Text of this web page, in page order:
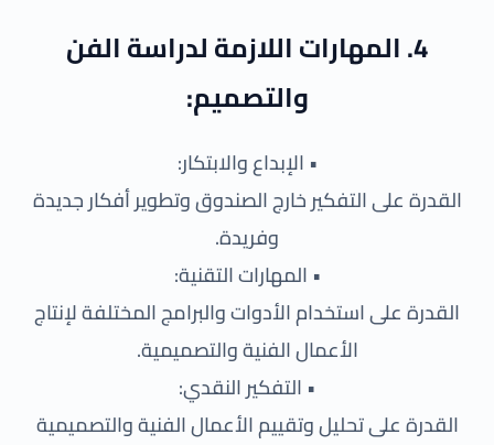
4. المهارات اللازمة لدراسة الفن
والتصميم:
• الإبداع والابتكار:
القدرة على التفكير خارج الصندوق وتطوير أفكار جديدة
وفريدة.
• المهارات التقنية:
القدرة على استخدام الأدوات والبرامج المختلفة لإنتاج
الأعمال الفنية والتصميمية.
• التفكير النقدي:
القدرة على تحليل وتقييم الأعمال الفنية والتصميمية